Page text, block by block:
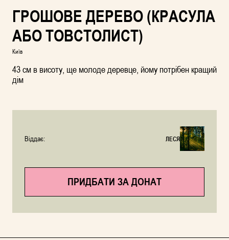
ГРОШОВЕ ДЕРЕВО (КРАСУЛА
АБО ТОВСТОЛИСТ)
Київ
43 см в висоту, ще молоде деревце, йому потрібен кращий
дім
Віддає: ЛЕСЯ
ПРИДБАТИ ЗА ДОНАТ